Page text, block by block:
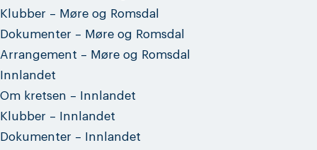
Klubber – Møre og Romsdal
Dokumenter – Møre og Romsdal
Arrangement – Møre og Romsdal
Innlandet
Om kretsen – Innlandet
Klubber – Innlandet
Dokumenter – Innlandet